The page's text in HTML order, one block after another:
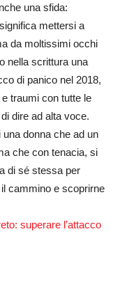
una sfida:
mettersi a
da moltissimi occhi
nella scrittura una
di panico nel 2018,
traumi con tutte le
dire ad alta voce.
una donna che ad un
che con tenacia, si
di sé stessa per
cammino e scoprirne
superare l’attacco